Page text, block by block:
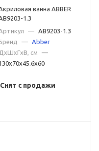
ванна ABBER
1.3
—
AB9203-1.3
—
Abber
ДxШxГxВ, см
—
Снят с продажи